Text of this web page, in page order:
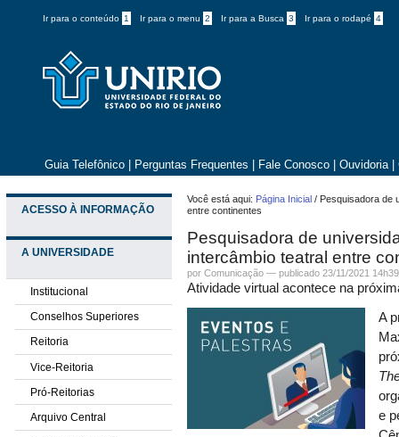
Ir para o conteúdo 1 Ir para o menu 2 Ir para a Busca 3 Ir para o rodapé 4
Guia Telefônico Perguntas Frequentes Fale Conosco Ouvidoria
ACESSO À INFORMAÇÃO
A UNIVERSIDADE
Institucional
Conselhos Superiores
Reitoria
Vice-Reitoria
Pró-Reitorias
Arquivo Central
Você está aqui: Página Inicial / Pesquisadora de
entre continentes
Pesquisadora de
intercâmbio teatral entre
porComunicação —publicado 23/11/2021
Atividade virtual acontece na
A
e